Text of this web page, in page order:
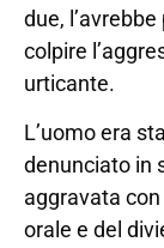
due,
colpire
urticante.
L’uomo era
denunciato in
aggravata
orale e del